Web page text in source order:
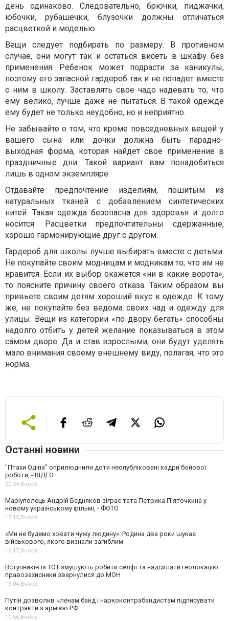
день одинаково. Следовательно, брючки, пиджачки,
юбочки, рубашечки, блузочки должны отличаться
расцветкой и моделью.
Вещи следует подбирать по размеру. В противном
случае, они могут так и остаться висеть в шкафу без
применения. Ребенок может подрасти за каникулы,
поэтому его запасной гардероб так и не попадет вместе
с ним в школу. Заставлять свое чадо надевать то, что
ему велико, лучше даже не пытаться. В такой одежде
ему будет не только неудобно, но и неприятно.
Не забывайте о том, что кроме повседневных вещей у
вашего сына или дочки должна быть парадно-
выходная форма, которая найдет свое применение в
праздничные дни. Такой вариант вам понадобиться
лишь в одном экземпляре.
Отдавайте предпочтение изделиям, пошитым из
натуральных тканей с добавлением синтетических
нитей. Такая одежда безопасна для здоровья и долго
носится. Расцветки предпочтительны сдержанные,
хорошо гармонирующие друг с другом.
Гардероб для школы лучше выбирать вместе с детьми.
Не покупайте своим модницам и модникам то, что им не
нравится. Если их выбор окажется «ни в какие ворота»,
то поясните причину своего отказа. Таким образом вы
привьете своим детям хороший вкус к одежде. К тому
же, не покупайте без ведома своих чад и одежду для
улицы. Вещи из категории «по двору бегать» способны
надолго отбить у детей желание показываться в этом
самом дворе. Да и став взрослыми, они будут уделять
мало внимания своему внешнему виду, полагая, что это
норма.
Останні новини
"Птахи Одіна" оприлюднили доти неопубліковані кадри бойової
роботи, - ВІДЕО
20:54,Вчора
Маріуполець Андрій Бєдняков зіграє тата Петрика П’яточкина у
новому українському фільмі, - ФОТО
17:15,Вчора
«Ми не будемо ховати чужу людину». Родина два роки шукає
військового, якого визнали загиблим
16:17,Вчора
Вступників із ТОТ змушують робити селфі та надсилати геолокацію:
правозахисники звернулися до МОН
15:04,Вчора
Путін дозволив членам банд і наркоконтрабандистам підписувати
контракти з армією РФ
10:56,Вчора